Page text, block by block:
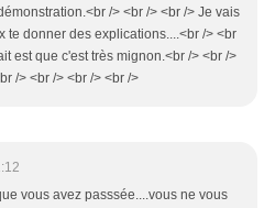
/> <br /> <br /> Je vais
te donner des explications....<br /> <br
est que c'est très mignon.<br /> <br />
/> <br /> <br /> <br />
vous avez passsée....vous ne vous